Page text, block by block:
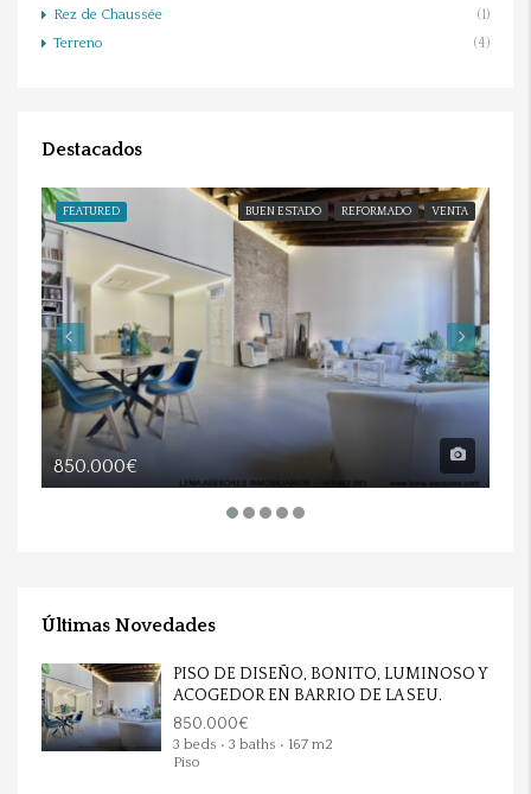
Rez de Chaussée
(1)
Terreno
(4)
Destacados
FEATURED BUEN ESTADO REFORMADO VENTA
850.000€
Últimas Novedades
PISO DE DISEÑO, BONITO, LUMINOSO Y
ACOGEDOR EN BARRIO DE LA SEU.
850.000€
3 beds • 3 baths • 167 m2
Piso